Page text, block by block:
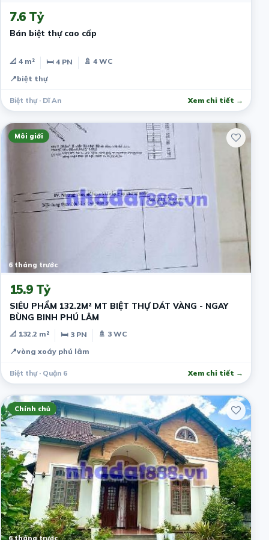
7.6 Tỷ
Bán biệt thự cao cấp
📐 4 m² 🛏 4 PN
🚿 4 WC
📍biệt thự
Biệt thự · Dĩ An Xem chi tiết →
Môi giới
6 tháng trước
15.9 Tỷ
SIÊU PHẨM 132.2M² MT BIỆT THỰ DÁT VÀNG - NGAY
BÙNG BINH PHÚ LÂM
📐 132.2 m² 🛏 3 PN
🚿 3 WC
📍vòng xoáy phú lâm
Biệt thự · Quận 6 Xem chi tiết →
Chính chủ
6 tháng trước